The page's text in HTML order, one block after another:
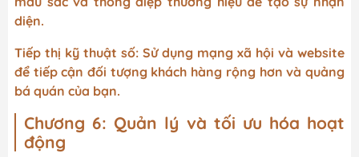
diện.
Tiếp thị kỹ thuật số: Sử dụng mạng xã hội và website
để tiếp cận đối tượng khách hàng rộng hơn và quảng
bá quán của bạn.
Chương 6: Quản lý và tối ưu hóa hoạt
động